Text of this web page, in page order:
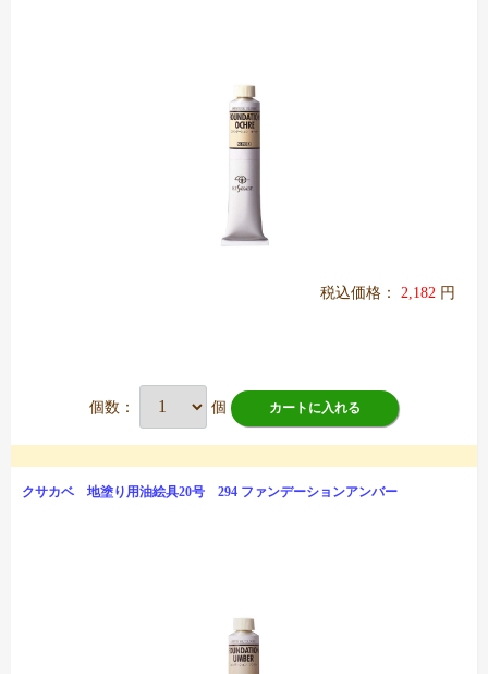
税込価格： 2,182 円
個数： 個 カートに入れる
クサカベ 地塗り用油絵具20号 294 ファンデーションアンバー